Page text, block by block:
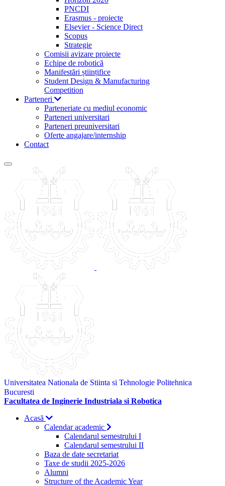
PNCDI
Erasmus - proiecte
Elsevier - Science Direct
Scopus
Strategie
Comisii avizare proiecte
Echipe de robotică
Manifestări științifice
Student Design & Manufacturing
Competition
Parteneri
Parteneriate cu mediul economic
Parteneri universitari
Parteneri preuniversitari
Oferte angajare/internship
Contact
Universitatea Nationala de Stiinta si Tehnologie Politehnica
Bucuresti
Facultatea de Inginerie Industriala si Robotica
Acasă
Calendar academic
Calendarul semestrului I
Calendarul semestrului II
Baza de date secretariat
Taxe de studii 2025-2026
Alumni
Structure of the Academic Year